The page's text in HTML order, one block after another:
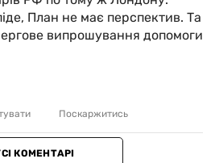
План не має перспектив. Та
випрошування допомоги
Поскаржитись
КОМЕНТАРІ